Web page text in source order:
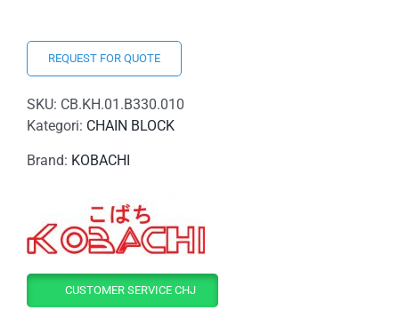
REQUEST FOR QUOTE
SKU: CB.KH.01.B330.010
Kategori: CHAIN BLOCK
Brand: KOBACHI
CUSTOMER SERVICE CHJ